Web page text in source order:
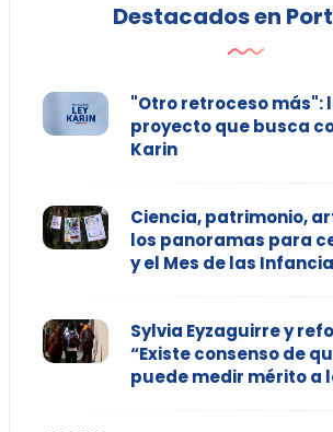
Destacados en
"Otro retroceso más":
proyecto que busca
Karin
Ciencia, patrimonio,
los panoramas para
y el Mes de las
Sylvia Eyzaguirre y
“Existe consenso de
puede medir mérito a